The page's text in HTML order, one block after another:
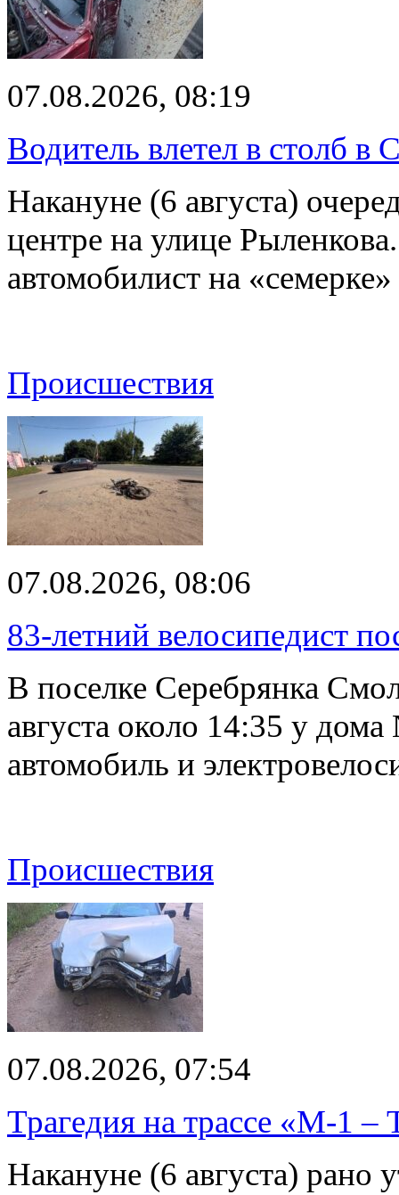
07.08.2026, 08:19
Водитель влетел в столб в
Накануне (6 августа)
центре на улице
автомобилист на
Происшествия
07.08.2026, 08:06
83-летний велосипедист
В поселке Серебрянка
августа около 14:35 у
автомобиль и
Происшествия
07.08.2026, 07:54
Трагедия на трассе «М-1 –
Накануне (6 августа) рано